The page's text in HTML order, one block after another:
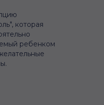
которая
ребенком